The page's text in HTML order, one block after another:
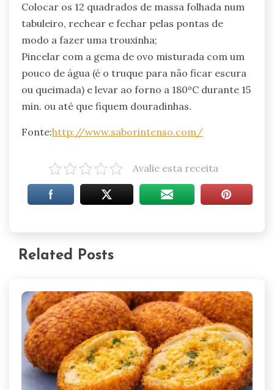
Colocar os 12 quadrados de massa folhada num
tabuleiro, rechear e fechar pelas pontas de
modo a fazer uma trouxinha;
Pincelar com a gema de ovo misturada com um
pouco de água (é o truque para não ficar escura
ou queimada) e levar ao forno a 180ºC durante 15
min. ou até que fiquem douradinhas.
Fonte:http://www.saborintenso.com/
Avalie esta receita
Related Posts